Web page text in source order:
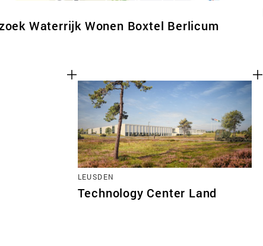
Waterrijk Wonen Boxtel Berlicum
LEUSDEN
Technology Center Land